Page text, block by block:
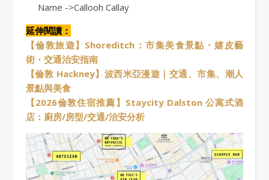
Name ->Callooh Callay
延伸閱讀：
【倫敦旅遊】Shoreditch：市集美食景點・嬉皮藝
術・交通治安指南
【倫敦 Hackney】波西米亞漫遊｜交通、市集、潮人
景點與美食
【2026倫敦住宿推薦】Staycity Dalston 公寓式酒
店：廚房/房型/交通/治安分析